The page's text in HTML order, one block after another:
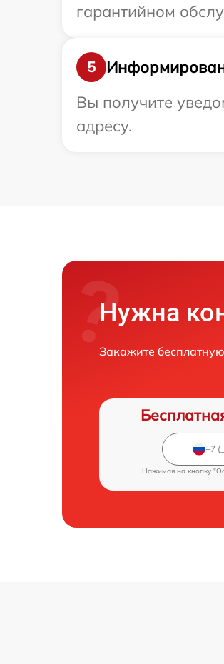
гарантийном
5
Вы получите
адресу.
Нужна
Закажите
Нажимая на кнопку